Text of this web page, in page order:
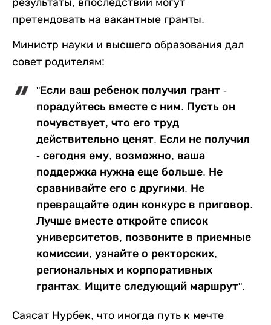
претендовать на вакантные гранты.
Министр науки и высшего образования дал
совет родителям:
"Если ваш ребенок получил грант -
порадуйтесь вместе с ним. Пусть он
почувствует, что его труд
действительно ценят. Если не получил
- сегодня ему, возможно, ваша
поддержка нужна еще больше. Не
сравнивайте его с другими. Не
превращайте один конкурс в приговор.
Лучше вместе откройте список
университетов, позвоните в приемные
комиссии, узнайте о ректорских,
региональных и корпоративных
грантах. Ищите следующий маршрут".
Саясат Нурбек, что иногда путь к мечте